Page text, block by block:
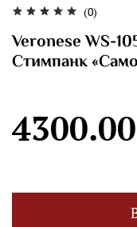
(0)
Veronese WS-
Стимпанк